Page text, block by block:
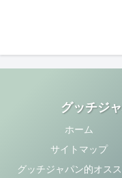
グッチジ
ホーム
サイトマップ
グッチジャパン的オス